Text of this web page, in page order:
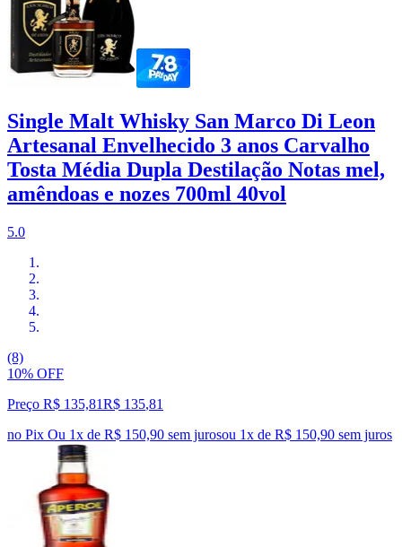
Single Malt Whisky San Marco Di Leon
Artesanal Envelhecido 3 anos Carvalho
Tosta Média Dupla Destilação Notas mel,
amêndoas e nozes 700ml 40vol
5.0
(8)
10% OFF
Preço R$ 135,81R$ 135,81
no Pix Ou 1x de R$ 150,90 sem jurosou 1x de R$ 150,90 sem juros